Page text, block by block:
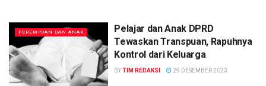
PEREMPUAN DAN ANAK
Pelajar dan Anak DPRD
Tewaskan Transpuan, Rapuhnya
Kontrol dari Keluarga
BYTIM REDAKSI 29 DESEMBER 2023